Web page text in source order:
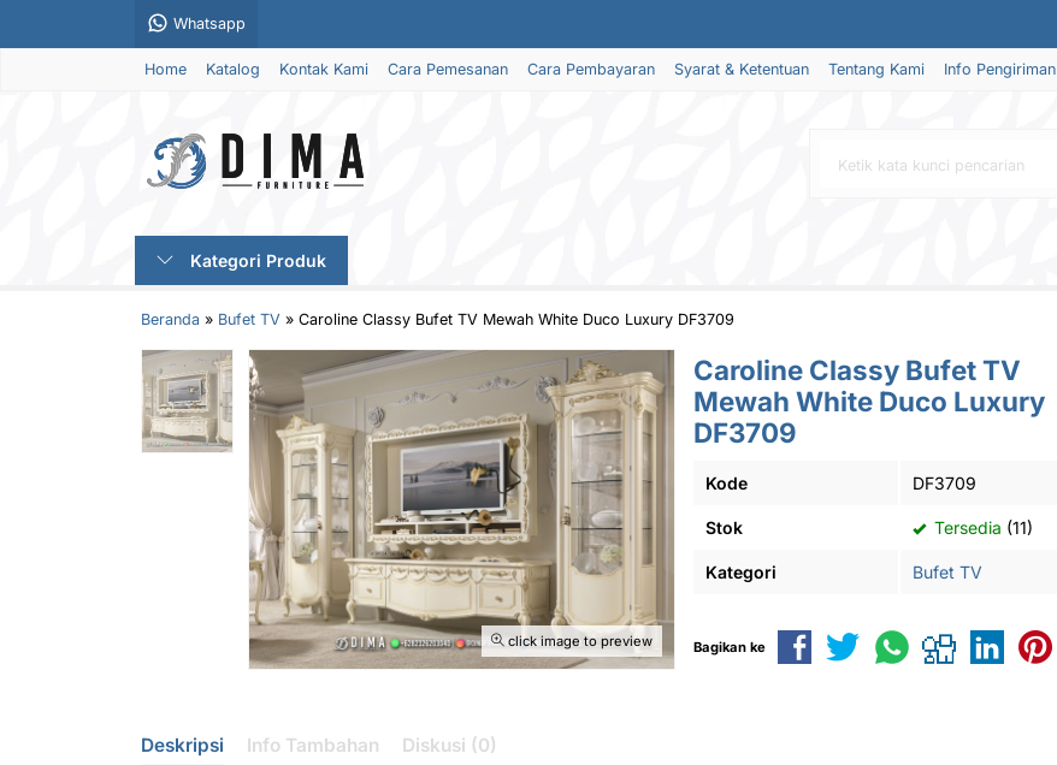
Whatsapp
Home Katalog Kontak Kami Cara Pemesanan Cara Pembayaran Syarat & Ketentuan Tentang Kami Info Pengiriman
Kategori Produk
Beranda » Bufet TV » Caroline Classy Bufet TV Mewah White Duco Luxury DF3709
click image to preview
Caroline Classy Bufet TV
Mewah White Duco Luxury
DF3709
Kode DF3709
Stok Tersedia (11)
Kategori Bufet TV
Bagikan ke
Deskripsi Info Tambahan Diskusi (0)